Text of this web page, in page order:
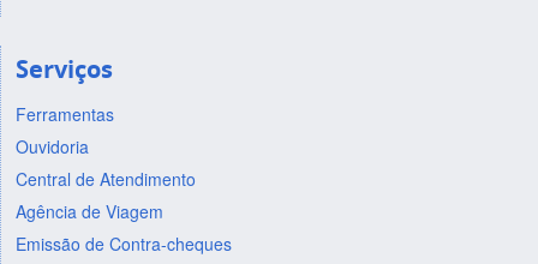
Serviços
Ferramentas
Ouvidoria
Central de Atendimento
Agência de Viagem
Emissão de Contra-cheques